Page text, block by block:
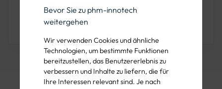
Bevor Sie zu phm-innotech
weitergehen
Wir verwenden Cookies und ähnliche
Technologien, um bestimmte Funktionen
bereitzustellen, das Benutzererlebnis zu
verbessern und Inhalte zu liefern, die für
Ihre Interessen relevant sind. Je nach
ANWENDUNGSBEREICH
Öffentlicher Verkehrsraum, Fahrradzonen,
Stadtquartiere, Straßenübergänge